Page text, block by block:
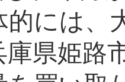
的には、
県姫路